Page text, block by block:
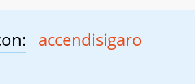
accendisigaro